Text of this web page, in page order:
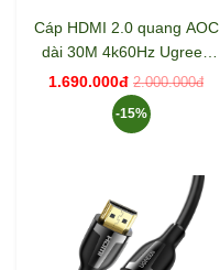
Cáp HDMI 2.0 quang AOC
dài 30M 4k60Hz Ugreen
45507 HD178
1.690.000đ 2.000.000đ
-15%